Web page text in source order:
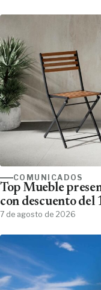
COMUNICADOS
Top Mueble
con descuento del
7 de agosto de 2026